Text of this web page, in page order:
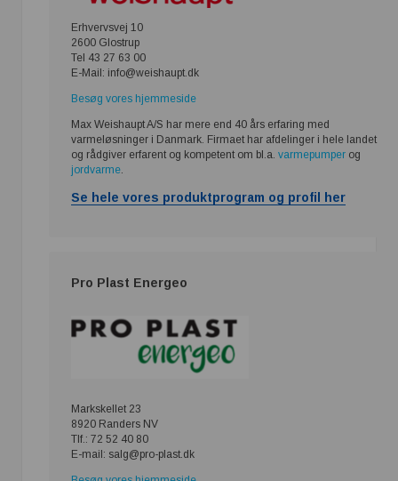
Erhvervsvej 10
2600 Glostrup
Tel 43 27 63 00
E-Mail: info@weishaupt.dk
Besøg vores hjemmeside
Max Weishaupt A/S har mere end 40 års erfaring med
varmeløsninger i Danmark. Firmaet har afdelinger i hele landet
og rådgiver erfarent og kompetent om bl.a. varmepumper og
jordvarme.
Se hele vores produktprogram og profil her
Pro Plast Energeo
Markskellet 23
8920 Randers NV
Tlf.: 72 52 40 80
E-mail: salg@pro-plast.dk